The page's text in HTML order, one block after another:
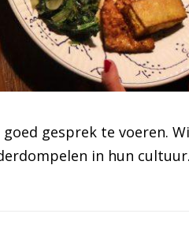
gesprek te voeren.
in hun cultuur.